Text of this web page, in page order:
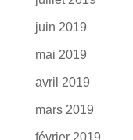
juin 2019
mai 2019
avril 2019
mars 2019
février 2019